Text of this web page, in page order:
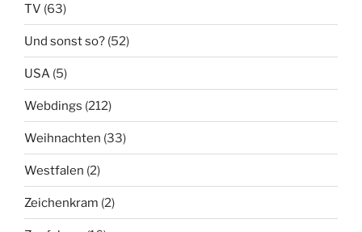
TV (63)
Und sonst so? (52)
USA (5)
Webdings (212)
Weihnachten (33)
Westfalen (2)
Zeichenkram (2)